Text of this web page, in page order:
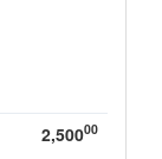
2,50000